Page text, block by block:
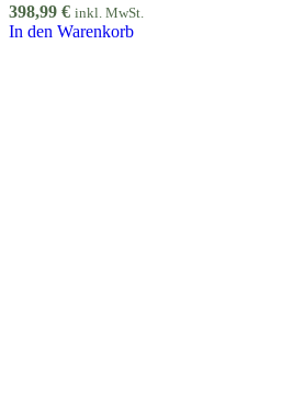
398,99 € inkl. MwSt.
In den Warenkorb